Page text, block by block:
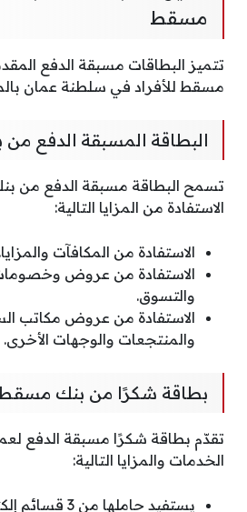
مسقط
تتميز البطاقات مسبقة الدفع
مسقط للأفراد في سلطنة عمان
البطاقة المسبقة الدفع
تسمح البطاقة مسبقة الدفع من
الاستفادة من المزايا التالية:
الاستفادة من المكافآت والمزايا.
الاستفادة من عروض
والتسوق.
الاستفادة من عروض مكاتب
والمنتجعات والوجهات الأخرى.
بطاقة شكرًا من بنك
تقدّم بطاقة شكرًا مسبقة الدفع
الخدمات والمزايا التالية: